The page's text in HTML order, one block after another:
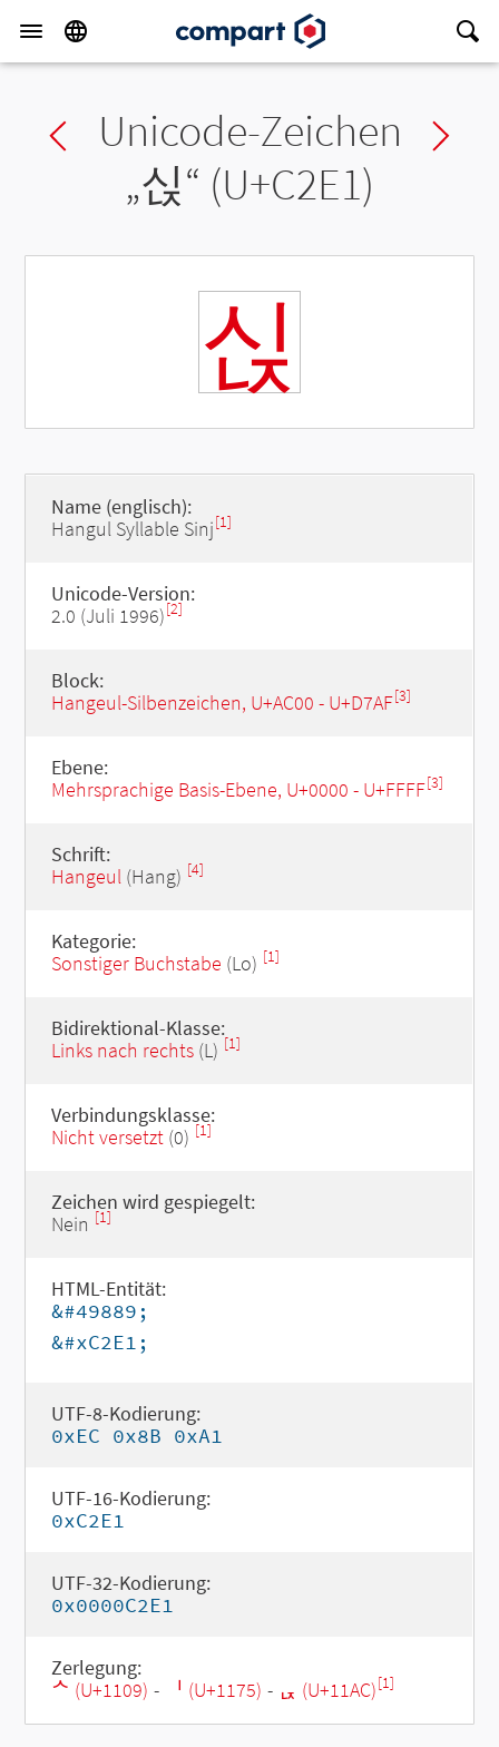
Previous char
Unicode-Zeichen
„싡“ (U+C2E1)
싡
Name (englisch):
Hangul Syllable Sinj[1]
Unicode-Version:
2.0 (Juli 1996)[2]
Block:
Hangeul-Silbenzeichen, U+AC00 - U+D7AF[3]
Ebene:
Mehrsprachige Basis-Ebene, U+0000 - U+FFFF[3]
Schrift:
Hangeul(Hang) [4]
Kategorie:
Sonstiger Buchstabe (Lo) [1]
Bidirektional-Klasse:
Links nach rechts(L) [1]
Verbindungsklasse:
Nicht versetzt(0) [1]
Zeichen wird gespiegelt:
Nein [1]
HTML-Entität:
&#49889;
&#xC2E1;
UTF-8-Kodierung:
0xEC 0x8B 0xA1
UTF-16-Kodierung:
0xC2E1
UTF-32-Kodierung:
0x0000C2E1
Zerlegung:
ᄉ (U+1109) - ᅵ (U+1175) - ᆬ (U+11AC)[1]